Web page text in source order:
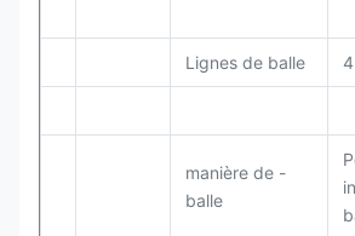
Lignes de balle 4
manière de -
balle